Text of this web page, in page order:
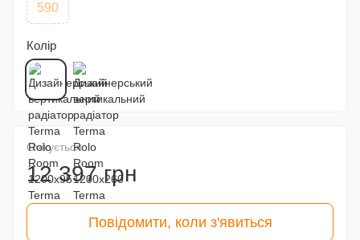
590
Колір
Очікується
12 397 грн
Повідомити, коли з'явиться